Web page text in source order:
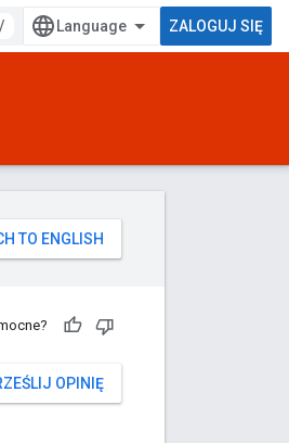
/ ZALOGUJ SIĘ
OPINIĘ